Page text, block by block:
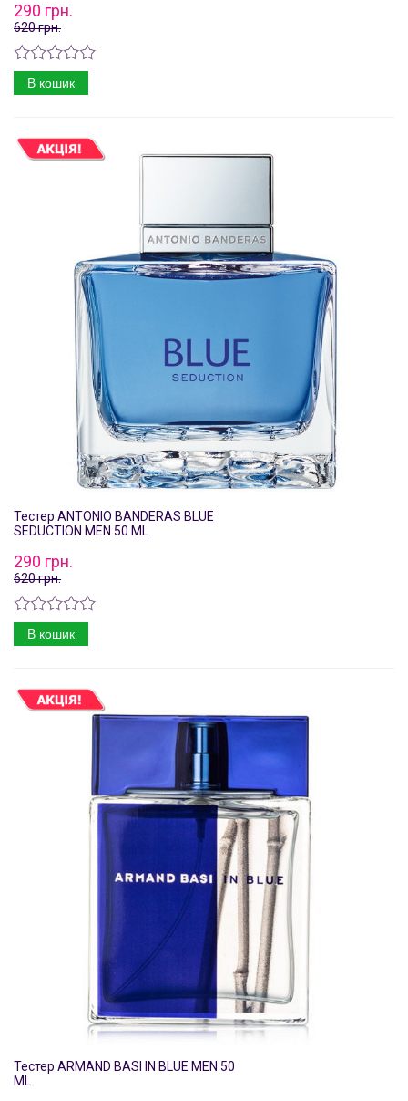
290 грн.
620 грн.
В кошик
Тестер ANTONIO BANDERAS BLUE
SEDUCTION MEN 50 ML
290 грн.
620 грн.
В кошик
Тестер ARMAND BASI IN BLUE MEN 50
ML